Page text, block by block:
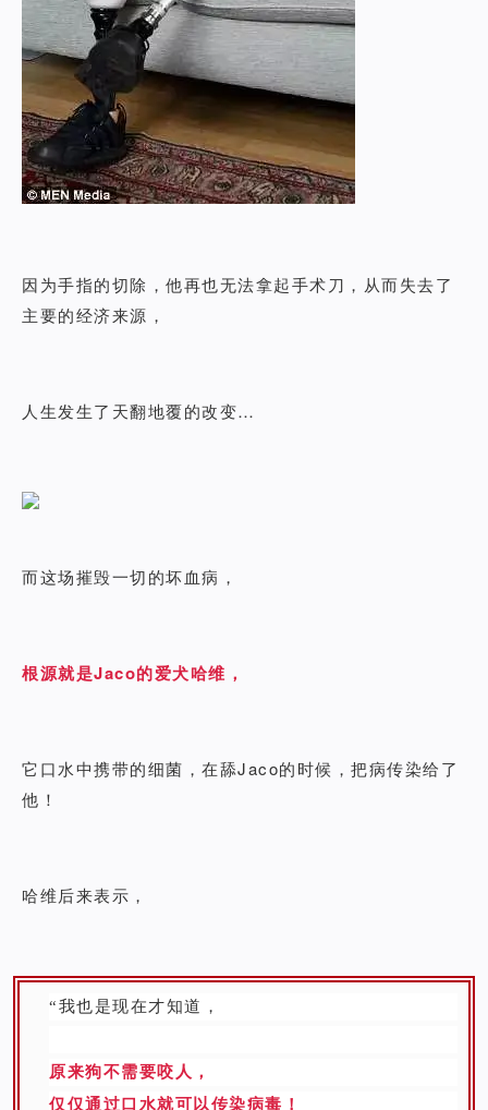
因为手指的切除，他再也无法拿起手术刀，从而失去了
主要的经济来源，
人生发生了天翻地覆的改变…
而这场摧毁一切的坏血病，
根源就是Jaco的爱犬哈维，
它口水中携带的细菌，在舔Jaco的时候，把病传染给了
他！
哈维后来表示，
“我也是现在才知道，
原来狗不需要咬人，
仅仅通过口水就可以传染病毒！